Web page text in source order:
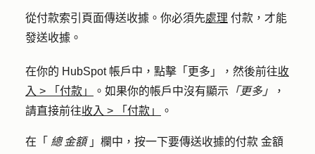
從付款索引頁面傳送收據。你必須先處理 付款，才能
發送收據。
在你的 HubSpot 帳戶中，點擊 「更多」 ，然後前往收
入 > 「付款」 。如果你的帳戶中沒有顯示 「更多」
，
請直接前往收入 > 「付款」 。
在「 總 金額」欄中，按一下要傳送收據的付款 金額